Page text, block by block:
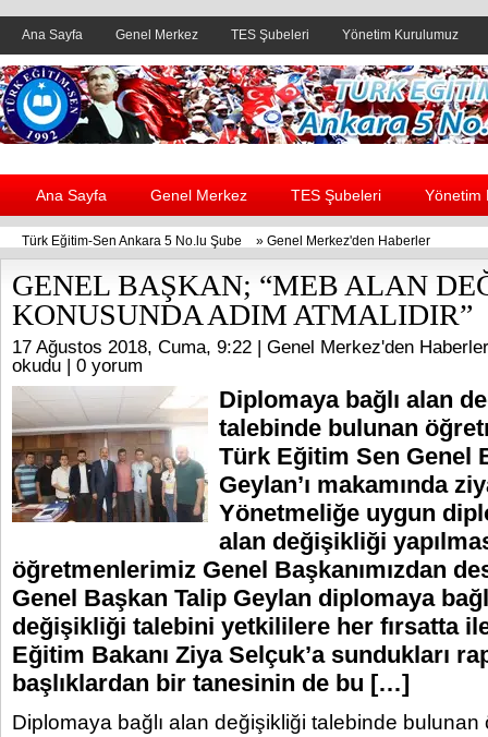
Ana Sayfa Genel Merkez TES Şubeleri Yönetim Kurulumuz
Header yanı reklam alanı
Ana Sayfa Genel Merkez TES Şubeleri Yönetim
Türk Eğitim-Sen Ankara 5 No.lu Şube » Genel Merkez'den Haberler
GENEL BAŞKAN; “MEB ALAN
KONUSUNDA ADIM ATMALIDIR”
17 Ağustos 2018, Cuma, 9:22 | Genel Merkez'den Haberler
okudu | 0 yorum
Diplomaya bağlı alan
talebinde bulunan
Türk Eğitim Sen Genel
Geylan’ı makamında
Yönetmeliğe uygun
alan değişikliği
öğretmenlerimiz Genel Başkanımızdan
Genel Başkan Talip Geylan diplomaya
değişikliği talebini yetkililere her fırsatta
Eğitim Bakanı Ziya Selçuk’a sundukları
başlıklardan bir tanesinin de bu […]
Diplomaya bağlı alan değişikliği talebinde bulunan